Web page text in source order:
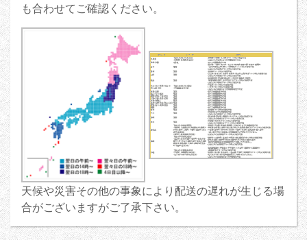
も合わせてご確認ください。
天候や災害その他の事象により配送の遅れが生じる場
合がございますがご了承下さい。